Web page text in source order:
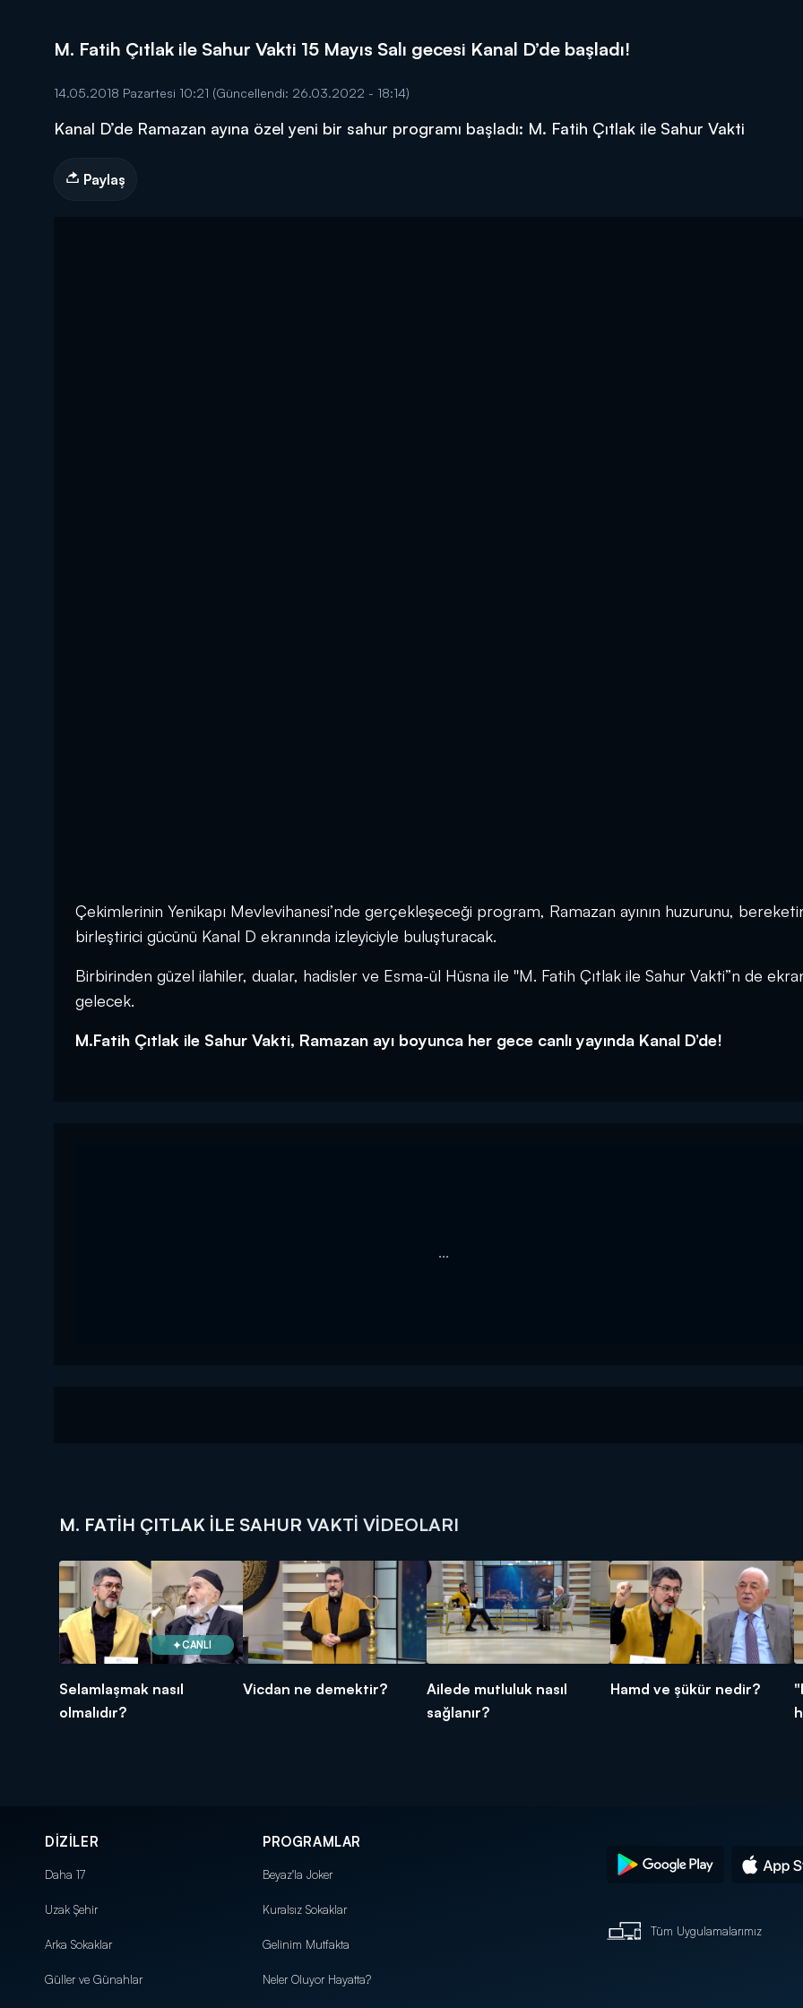
DİĞER SONUÇLAR
M. Fatih Çıtlak ile Sahur Vakti 15 Mayıs Salı gecesi Kanal D’de başladı!
14.05.2018 Pazartesi 10:21 (Güncellendi: 26.03.2022 - 18:14)
Kanal D’de Ramazan ayına özel yeni bir sahur programı başladı: M. Fatih Çıtlak ile Sahur Vakti
Paylaş
Çekimlerinin Yenikapı Mevlevihanesi’nde gerçekleşeceği program, Ramazan ayının huzurunu,
birleştirici gücünü Kanal D ekranında izleyiciyle buluşturacak.
Birbirinden güzel ilahiler, dualar, hadisler ve Esma-ül Hüsna ile ''M. Fatih Çıtlak ile Sahur Vakti”n de
gelecek.
M.Fatih Çıtlak ile Sahur Vakti, Ramazan ayı boyunca her gece canlı yayında Kanal D’de!
...
M. FATIH ÇITLAK ILE SAHUR VAKTI VIDEOLARI
CANLI
Selamlaşmak nasıl
olmalıdır?
Vicdan ne demektir?
Ailede mutluluk nasıl
sağlanır?
Hamd ve şükür nedir?
DİZİLER
Daha 17
Uzak Şehir
Arka Sokaklar
Güller ve Günahlar
PROGRAMLAR
Beyaz'la Joker
Kuralsız Sokaklar
Gelinim Mutfakta
Neler Oluyor Hayatta?
Tüm Uygulamalarımız